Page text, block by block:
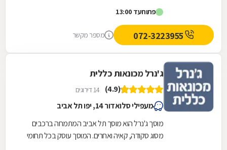
פתוחעד 13:00
מספר מקשר
ג'נרל מכונאות כללית
(4.9) 14 דירוגים
מעפילי סלואדור 14, יפו תל אביב
מוסך ג'נרל הוא מוסך תל אביב המתמחה ברכבים
מסוג סקודה, קאיה ואחרים. המוסך עוסק בכל תחומי